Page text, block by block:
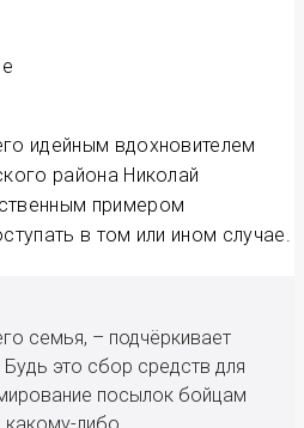
идейным вдохновителем
района Николай
примером
в том или ином случае.
семья, – подчёркивает
это сбор средств для
посылок бойцам